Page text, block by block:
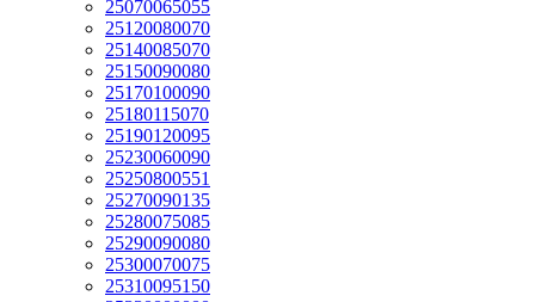
25070065055
25120080070
25140085070
25150090080
25170100090
25180115070
25190120095
25230060090
25250800551
25270090135
25280075085
25290090080
25300070075
25310095150